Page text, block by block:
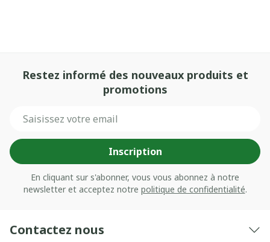
Restez informé des nouveaux produits et
promotions
Inscription
En cliquant sur s'abonner, vous vous abonnez à notre
newsletter et acceptez notre politique de confidentialité.
Contactez nous